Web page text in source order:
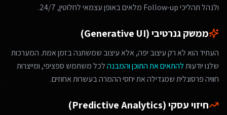
ולנהל תהליכי Follow-up מלאים באופן עצמאי לחלוטין, 24/7.
ממשק גנרטיבי (Generative UI)
העתיד הוא לא רק עיצוב יפה, אלא עיצוב שמשתנה בזמן אמת. המערכות
שלנו יודעותלהתאים את התוכן והמבנהלכל משתמש ספציפי, ומייצרות
חוויה פרסונלית שמגדילה את יחסי ההמרה בעשרות אחוזים.
חיזוי עסקי (Predictive Analytics)